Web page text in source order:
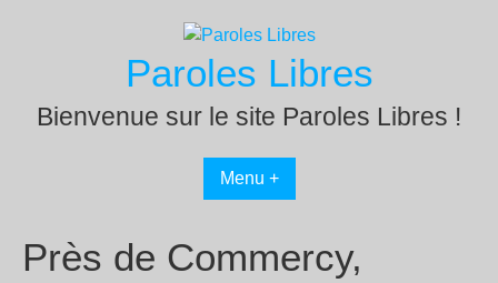
Paroles Libres
Bienvenue sur le site Paroles Libres !
Menu +
Près de Commercy,